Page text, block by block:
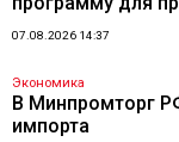
07.08.2026 14:37
Экономика
В Минпромторг
импорта